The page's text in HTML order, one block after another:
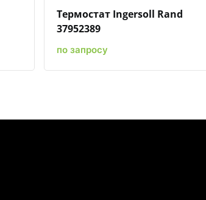
Термостат Ingersoll Rand
37952389
по запросу